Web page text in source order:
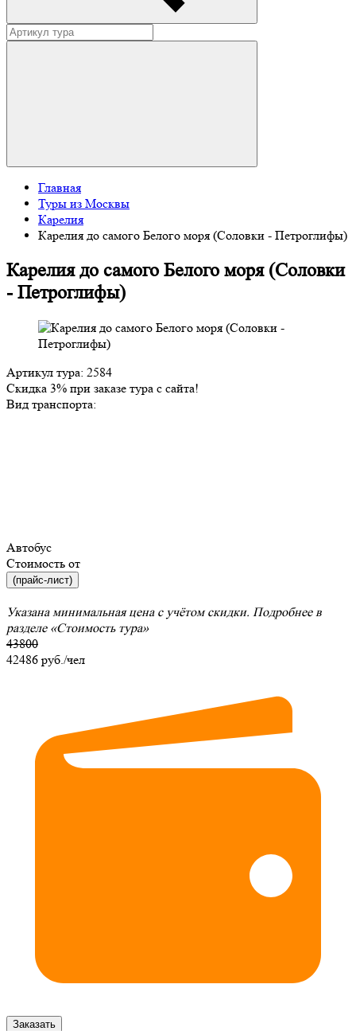
Главная
Туры из Москвы
Карелия
Карелия до самого Белого моря (Соловки - Петроглифы)
Карелия до самого Белого моря (Соловки
- Петроглифы)
Артикул тура: 2584
Скидка 3% при заказе тура с сайта!
Вид транспорта:
Автобус
Стоимость от
(прайс-лист)
Указана минимальная цена с учётом скидки. Подробнее в
разделе «Стоимость тура»
43800
42486 руб./чел
Заказать